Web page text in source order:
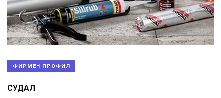
ФИРМЕН ПРОФИЛ
СУДАЛ